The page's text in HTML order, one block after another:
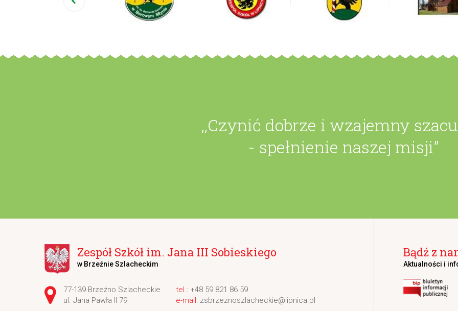
,,Czynić dobrze i wzajemny
- spełnienie naszej misji”
Zespół Szkół im. Jana III Sobieskiego
w Brzeźnie Szlacheckim
Adres pocztowy:
77-139 Brzeźno Szlacheckie
ul. Jana Pawła II 79
+48 59 821 86 59
zsbrzeznoszlacheckie@lipnica.pl
Bądź z
Aktualności i